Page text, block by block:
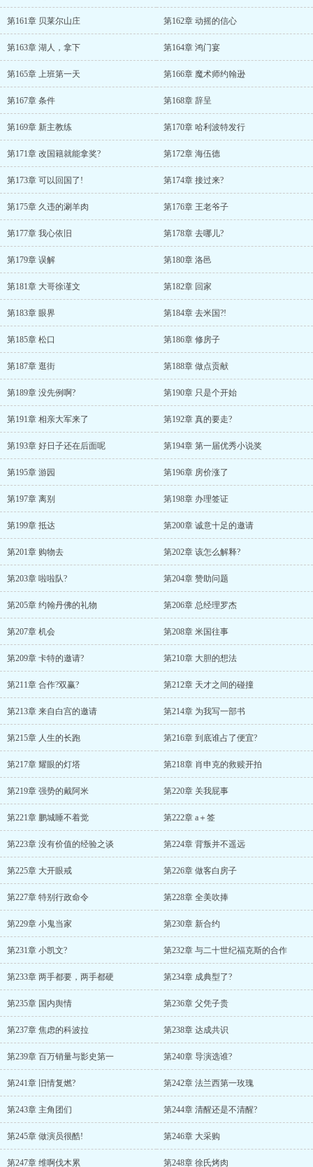
第161章 贝莱尔山庄 第162章 动摇的信心
第163章 湖人，拿下 第164章 鸿门宴
第165章 上班第一天 第166章 魔术师约翰逊
第167章 条件 第168章 辞呈
第169章 新主教练 第170章 哈利波特发行
第171章 改国籍就能拿奖? 第172章 海伍德
第173章 可以回国了! 第174章 接过来?
第175章 久违的涮羊肉 第176章 王老爷子
第177章 我心依旧 第178章 去哪儿?
第179章 误解 第180章 洛邑
第181章 大哥徐谨文 第182章 回家
第183章 眼界 第184章 去米国?!
第185章 松口 第186章 修房子
第187章 逛街 第188章 做点贡献
第189章 没先例啊? 第190章 只是个开始
第191章 相亲大军来了 第192章 真的要走?
第193章 好日子还在后面呢 第194章 第一届优秀小说奖
第195章 游园 第196章 房价涨了
第197章 离别 第198章 办理签证
第199章 抵达 第200章 诚意十足的邀请
第201章 购物去 第202章 该怎么解释?
第203章 啦啦队? 第204章 赞助问题
第205章 约翰丹佛的礼物 第206章 总经理罗杰
第207章 机会 第208章 米国往事
第209章 卡特的邀请? 第210章 大胆的想法
第211章 合作?双赢? 第212章 天才之间的碰撞
第213章 来自白宫的邀请 第214章 为我写一部书
第215章 人生的长跑 第216章 到底谁占了便宜?
第217章 耀眼的灯塔 第218章 肖申克的救赎开拍
第219章 强势的戴阿米 第220章 关我屁事
第221章 鹏城睡不着觉 第222章 a＋签
第223章 没有价值的经验之谈 第224章 背叛并不遥远
第225章 大开眼戒 第226章 做客白房子
第227章 特别行政命令 第228章 全美吹捧
第229章 小鬼当家 第230章 新合约
第231章 小凯文? 第232章 与二十世纪福克斯的合作
第233章 两手都要，两手都硬 第234章 成典型了?
第235章 国内舆情 第236章 父凭子贵
第237章 焦虑的科波拉 第238章 达成共识
第239章 百万销量与影史第一 第240章 导演选谁?
第241章 旧情复燃? 第242章 法兰西第一玫瑰
第243章 主角团们 第244章 清醒还是不清醒?
第245章 做演员很酷! 第246章 大采购
第247章 维啊伐木累 第248章 徐氏烤肉